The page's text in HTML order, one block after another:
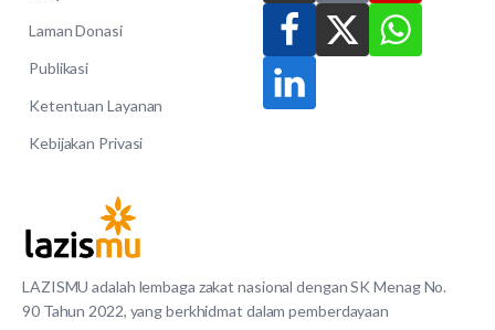
LAZISMU adalah lembaga zakat nasional dengan SK Menag No.
90 Tahun 2022, yang berkhidmat dalam pemberdayaan
Laman Donasi
Publikasi
Ketentuan Layanan
Kebijakan Privasi